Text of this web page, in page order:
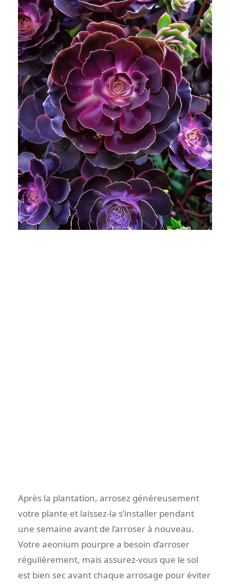
Après la plantation, arrosez généreusement
votre plante et laissez-la s’installer pendant
une semaine avant de l’arroser à nouveau.
Votre aeonium pourpre a besoin d’arroser
régulièrement, mais assurez-vous que le sol
est bien sec avant chaque arrosage pour éviter